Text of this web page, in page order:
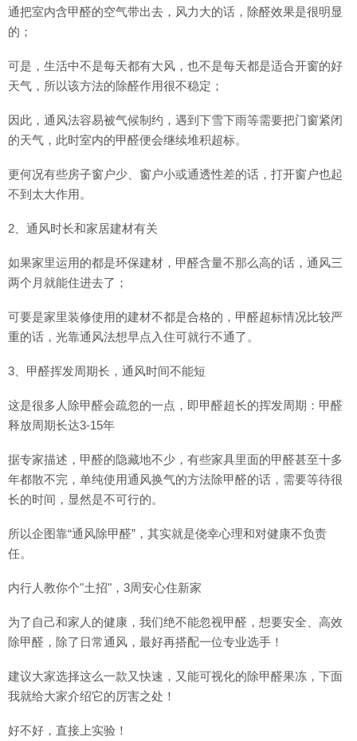
通把室内含甲醛的空气带出去，风力大的话，除醛效果是很明显
的；
可是，生活中不是每天都有大风，也不是每天都是适合开窗的好
天气，所以该方法的除醛作用很不稳定；
因此，通风法容易被气候制约，遇到下雪下雨等需要把门窗紧闭
的天气，此时室内的甲醛便会继续堆积超标。
更何况有些房子窗户少、窗户小或通透性差的话，打开窗户也起
不到太大作用。
2、通风时长和家居建材有关
如果家里运用的都是环保建材，甲醛含量不那么高的话，通风三
两个月就能住进去了；
可要是家里装修使用的建材不都是合格的，甲醛超标情况比较严
重的话，光靠通风法想早点入住可就行不通了。
3、甲醛挥发周期长，通风时间不能短
这是很多人除甲醛会疏忽的一点，即甲醛超长的挥发周期：甲醛
释放周期长达3-15年
据专家描述，甲醛的隐藏地不少，有些家具里面的甲醛甚至十多
年都散不完，单纯使用通风换气的方法除甲醛的话，需要等待很
长的时间，显然是不可行的。
所以企图靠“通风除甲醛”，其实就是侥幸心理和对健康不负责
任。
内行人教你个"土招"，3周安心住新家
为了自己和家人的健康，我们绝不能忽视甲醛，想要安全、高效
除甲醛，除了日常通风，最好再搭配一位专业选手！
建议大家选择这么一款又快速，又能可视化的除甲醛果冻，下面
我就给大家介绍它的厉害之处！
好不好，直接上实验！